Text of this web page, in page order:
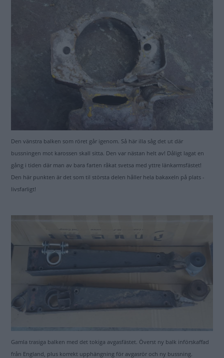
Den vänstra balken som röret går igenom. Så här illa såg det ut där
bussningen mot karossen skall sitta. Den var nästan helt av! Dåligt lagat en
gång i tiden där man av bara farten råkat svetsa med yttre länkarmsfästet!
Den här punkten är det som til största delen håller hela bakaxeln på plats -
livsfarligt!
Gamla trasiga balken med det tokiga avgasfästet. Överst ny balk införskaffad
från England, plus korrekt upphängning för avgasrör och ny bussning.